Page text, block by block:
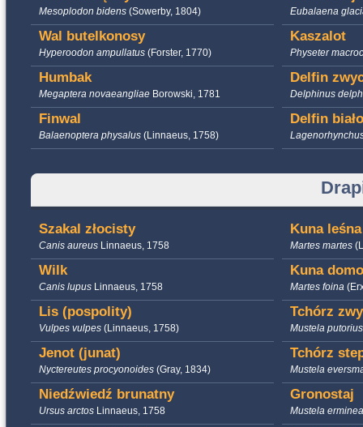
Mesoplodon bidens (Sowerby, 1804) Eubalaena
Wal butelkonosy
Hyperoodon ampullatus (Forster, 1770)
Kaszalot
Physeter
Humbak
Megaptera novaeangliae Borowski, 1781
Delfin
Delphinus
Finwal
Balaenoptera physalus (Linnaeus, 1758)
Delfin
Szakal złocisty
Canis aureus Linnaeus, 1758
Kuna
Martes martes
Wilk
Canis lupus Linnaeus, 1758
Kuna
Martes foina
Lis (pospolity)
Vulpes vulpes (Linnaeus, 1758)
Tchórz
Mustela
Jenot (junat)
Nyctereutes procyonoides (Gray, 1834)
Tchórz
Mustela
Niedźwiedź brunatny
Ursus arctos Linnaeus, 1758
Gronostaj
Mustela